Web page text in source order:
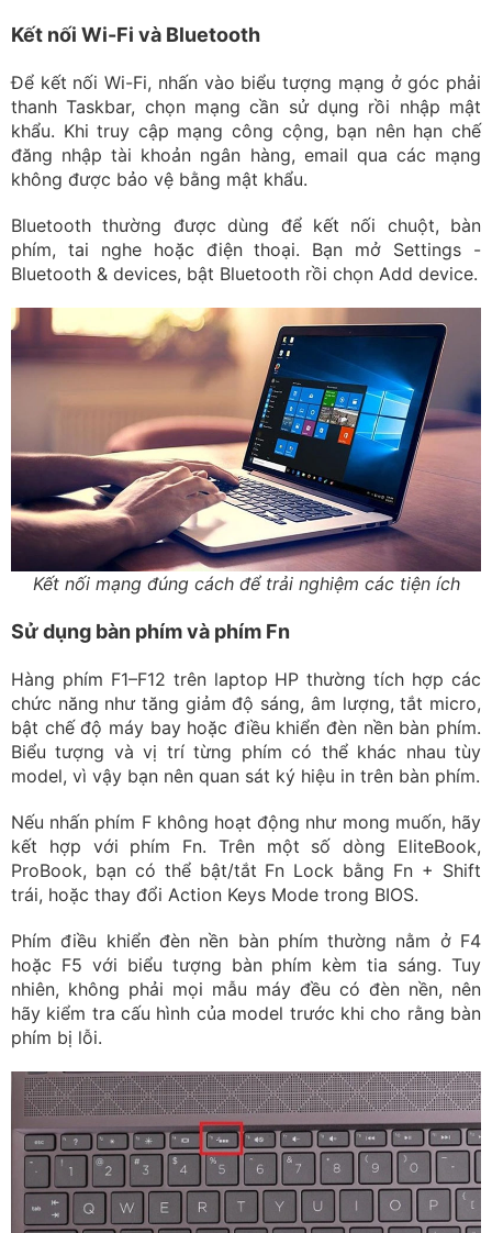
Kết nối Wi-Fi và Bluetooth
Để kết nối Wi-Fi, nhấn vào biểu tượng mạng ở góc phải
thanh Taskbar, chọn mạng cần sử dụng rồi nhập mật
khẩu. Khi truy cập mạng công cộng, bạn nên hạn chế
đăng nhập tài khoản ngân hàng, email qua các mạng
không được bảo vệ bằng mật khẩu.
Bluetooth thường được dùng để kết nối chuột, bàn
phím, tai nghe hoặc điện thoại. Bạn mở Settings -
Bluetooth & devices, bật Bluetooth rồi chọn Add device.
Kết nối mạng đúng cách để trải nghiệm các tiện ích
Sử dụng bàn phím và phím Fn
Hàng phím F1–F12 trên laptop HP thường tích hợp các
chức năng như tăng giảm độ sáng, âm lượng, tắt micro,
bật chế độ máy bay hoặc điều khiển đèn nền bàn phím.
Biểu tượng và vị trí từng phím có thể khác nhau tùy
model, vì vậy bạn nên quan sát ký hiệu in trên bàn phím.
Nếu nhấn phím F không hoạt động như mong muốn, hãy
kết hợp với phím Fn. Trên một số dòng EliteBook,
ProBook, bạn có thể bật/tắt Fn Lock bằng Fn + Shift
trái, hoặc thay đổi Action Keys Mode trong BIOS.
Phím điều khiển đèn nền bàn phím thường nằm ở F4
hoặc F5 với biểu tượng bàn phím kèm tia sáng. Tuy
nhiên, không phải mọi mẫu máy đều có đèn nền, nên
hãy kiểm tra cấu hình của model trước khi cho rằng bàn
phím bị lỗi.